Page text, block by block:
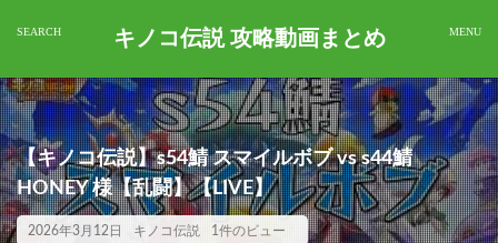
キノコ伝説 攻略動画まとめ
【キノコ伝説】s54鯖 スマイルボブ vs s44鯖
HONEY 様【乱闘】【LIVE】
2026年3月12日 キノコ伝説 1件のビュー